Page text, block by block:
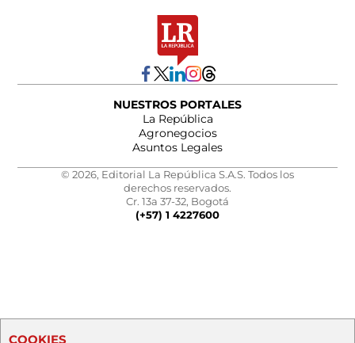
NUESTROS PORTALES
La República
Agronegocios
Asuntos Legales
© 2026, Editorial La República S.A.S. Todos los
derechos reservados.
Cr. 13a 37-32, Bogotá
(+57) 1 4227600
COOKIES